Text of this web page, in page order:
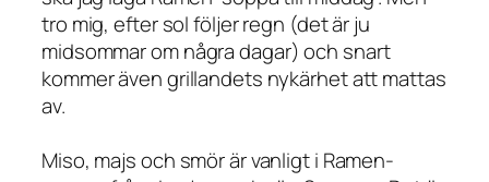
tro mig, efter sol följer regn (det är ju
midsommar om några dagar) och snart
kommer även grillandets nykärhet att mattas
av.
Miso, majs och smör är vanligt i Ramen-